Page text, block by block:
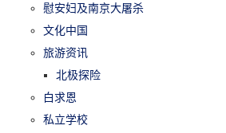
慰安妇及南京大屠杀
文化中国
旅游资讯
北极探险
白求恩
私立学校